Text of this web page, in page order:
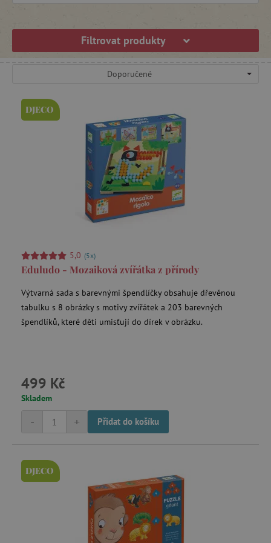
Výtvarné potřeby
Kreslení a omalovánky
Skládačky z papíru
Masky, tetovačky a doplňky
Vystřihovánky
Zápisníky, deníčky a dopisní papíry
Výbava a hračky k vodě
Dětské kufry a doplňky na cesty
Filtrovat produkty
Doporučené
DJECO
5,0 (5x)
Eduludo - Mozaiková zvířátka z přírody
Výtvarná sada s barevnými špendlíčky obsahuje dřevěnou
tabulku s 8 obrázky s motivy zvířátek a 203 barevných
špendlíků, které děti umisťují do dírek v obrázku.
499 Kč
Skladem
+
- Přidat do košíku
DJECO